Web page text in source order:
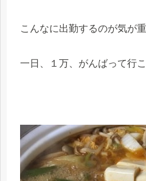
こんなに出勤するのが気が
一日、１万、がんばって行こ